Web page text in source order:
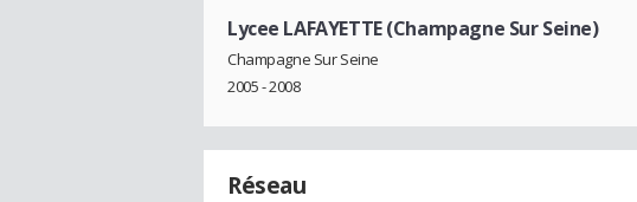
Lycee LAFAYETTE (Champagne Sur Seine)
Champagne Sur Seine
2005 - 2008
Réseau